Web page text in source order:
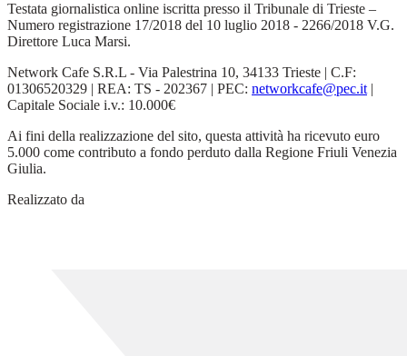
Testata giornalistica online iscritta presso il Tribunale di Trieste –
Numero registrazione 17/2018 del 10 luglio 2018 - 2266/2018 V.G.
Direttore Luca Marsi.
Network Cafe S.R.L - Via Palestrina 10, 34133 Trieste | C.F:
01306520329 | REA: TS - 202367 | PEC: networkcafe@pec.it |
Capitale Sociale i.v.: 10.000€
Ai fini della realizzazione del sito, questa attività ha ricevuto euro
5.000 come contributo a fondo perduto dalla Regione Friuli Venezia
Giulia.
Realizzato da